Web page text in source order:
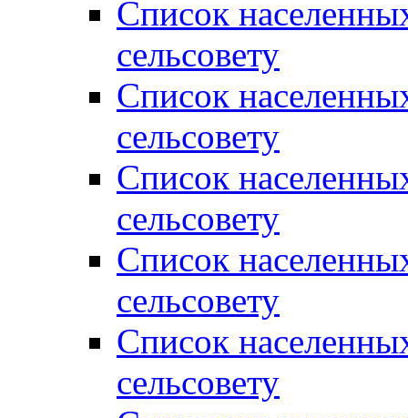
Список
сельсовету
Список
сельсовету
Список
сельсовету
Список
сельсовету
Список
сельсовету